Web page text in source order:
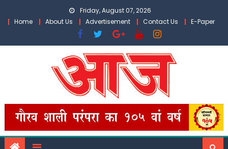
Friday, August 07, 2026
Home
About Us Advertisement Contact Us E-Paper